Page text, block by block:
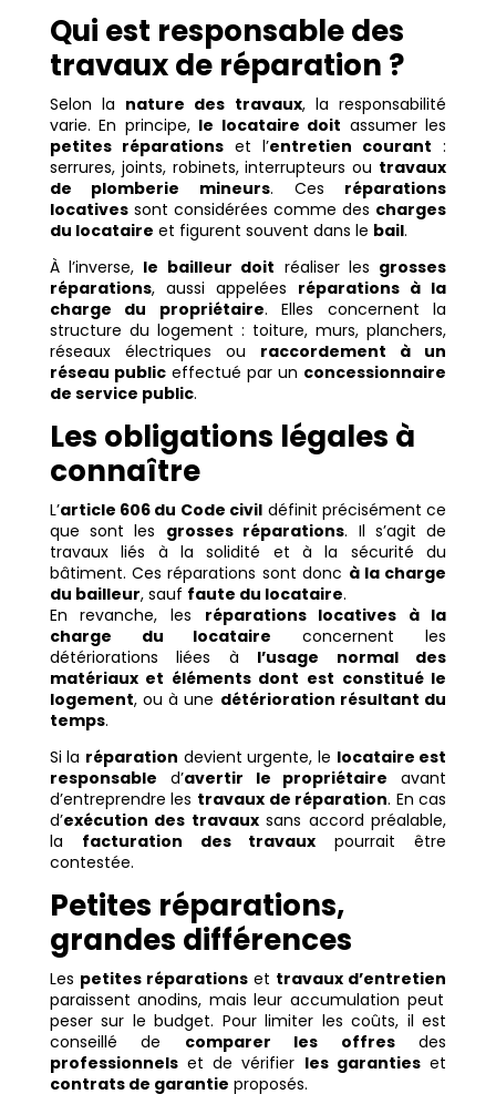
Qui est responsable des
travaux de réparation ?
Selon la nature des travaux, la responsabilité
varie. En principe, le locataire doit assumer les
petites réparationset l’entretien courant :
serrures, joints, robinets, interrupteurs ou travaux
de plomberie mineurs. Ces réparations
locativessont considérées comme des charges
du locataire et figurent souvent dans le bail.
À l’inverse, le bailleur doit réaliser les grosses
réparations, aussi appelées réparations à la
charge du propriétaire. Elles concernent la
structure du logement : toiture, murs, planchers,
réseaux électriques ou raccordement à un
réseau publiceffectué par un concessionnaire
de service public.
Les obligations légales à
connaître
L’article 606 du Code civil définit précisément ce
que sont les grosses réparations. Il s’agit de
travaux liés à la solidité et à la sécurité du
bâtiment. Ces réparations sont donc à la charge
du bailleur, sauf faute du locataire.
En revanche, les réparations locatives à la
charge du locataire concernent les
détériorations liées à l’usage normal des
matériaux et éléments dont est constitué le
logement, ou à une détérioration résultant du
temps.
Si la réparation devient urgente, le locataire est
responsable d’avertir le propriétaire avant
d’entreprendre les travaux de réparation. En cas
d’exécution des travauxsans accord préalable,
la facturation des travaux pourrait être
contestée.
Petites réparations,
grandes différences
Les petites réparationset travaux d’entretien
paraissent anodins, mais leur accumulation peut
peser sur le budget. Pour limiter les coûts, il est
conseillé de comparer les offresdes
professionnelset de vérifier les garantieset
contrats de garantie proposés.